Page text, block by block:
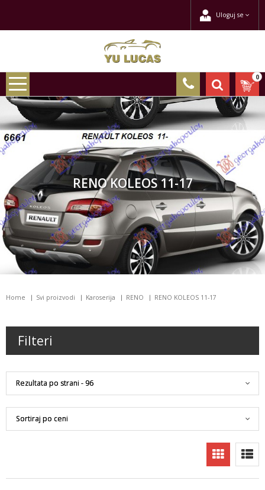
Uloguj se
0
RENO KOLEOS 11-17
Home Svi proizvodi Karoserija RENO RENO KOLEOS 11-17
Filteri